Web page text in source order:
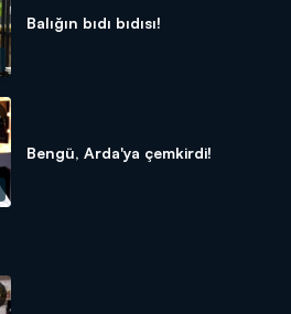
Balığın bıdı bıdısı!
Bengü, Arda'ya çemkirdi!